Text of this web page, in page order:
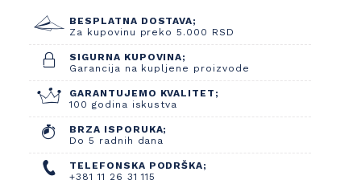
BESPLATNA DOSTAVA;
Za kupovinu preko 5.000 RSD
SIGURNA KUPOVINA;
Garancija na kupljene proizvode
GARANTUJEMO KVALITET;
100 godina iskustva
BRZA ISPORUKA;
Do 5 radnih dana
TELEFONSKA PODRŠKA;
+381 11 26 31 115